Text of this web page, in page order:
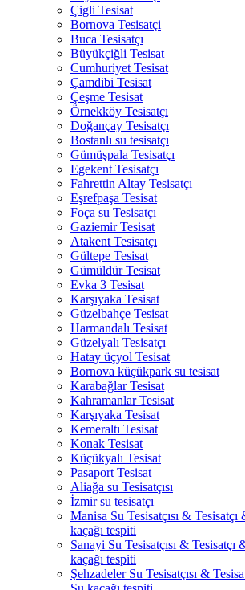
Çigli Tesisat
Bornova Tesisatçi
Buca Tesisatçı
Büyükçiğli Tesisat
Cumhuriyet Tesisat
Çamdibi Tesisat
Çeşme Tesisat
Örnekköy Tesisatçı
Doğançay Tesisatçı
Bostanlı su tesisatçı
Gümüşpala Tesisatçı
Egekent Tesisatçı
Fahrettin Altay Tesisatçı
Eşrefpaşa Tesisat
Foça su Tesisatçı
Gaziemir Tesisat
Atakent Tesisatçı
Gültepe Tesisat
Gümüldür Tesisat
Evka 3 Tesisat
Karşıyaka Tesisat
Güzelbahçe Tesisat
Harmandalı Tesisat
Güzelyalı Tesisatçı
Hatay üçyol Tesisat
Bornova küçükpark su tesisat
Karabağlar Tesisat
Kahramanlar Tesisat
Karşıyaka Tesisat
Kemeraltı Tesisat
Konak Tesisat
Küçükyalı Tesisat
Pasaport Tesisat
Aliağa su Tesisatçısı
İzmir su tesisatçı
Manisa Su Tesisatçısı &
kaçağı tespiti
Sanayi Su Tesisatçısı & Tesisatçı
kaçağı tespiti
Şehzadeler Su Tesisatçısı &